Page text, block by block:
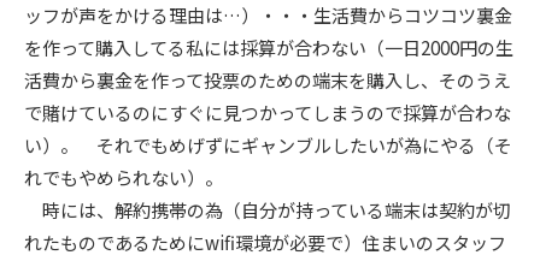
ッフが声をかける理由は…）・・・生活費からコツコツ裏金
を作って購入してる私には採算が合わない（一日2000円の生
活費から裏金を作って投票のための端末を購入し、そのうえ
で賭けているのにすぐに見つかってしまうので採算が合わな
い）。 それでもめげずにギャンブルしたいが為にやる（そ
れでもやめられない）。
時には、解約携帯の為（自分が持っている端末は契約が切
れたものであるためにwifi環境が必要で）住まいのスタッフ